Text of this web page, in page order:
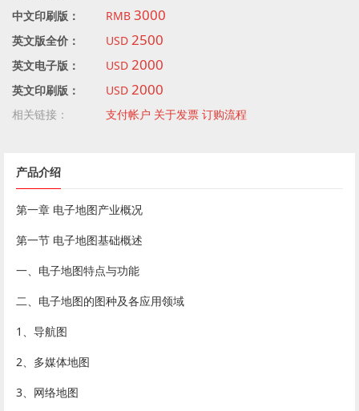
中文印刷版： RMB3000
英文版全价： USD2500
英文电子版： USD2000
英文印刷版： USD2000
相关链接： 支付帐户 关于发票订购流程
产品介绍
第一章 电子地图产业概况
第一节 电子地图基础概述
一、电子地图特点与功能
二、电子地图的图种及各应用领域
1、导航图
2、多媒体地图
3、网络地图